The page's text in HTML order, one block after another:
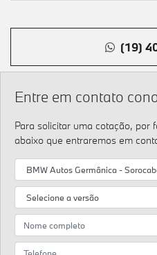
Entre em contato
Para solicitar uma cotação, por
abaixo que entraremos em
(19)